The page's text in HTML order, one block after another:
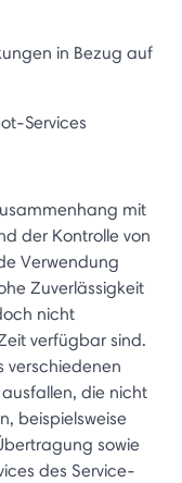
in Bezug auf
Services
mit
der Kontrolle von
Verwendung
Zuverlässigkeit
nicht
verfügbar sind.
verschiedenen
die nicht
beispielsweise
sowie
des Service-